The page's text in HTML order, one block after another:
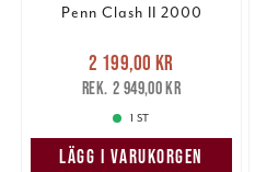
Penn Clash II 2000
Nuvarande pris
2 199,00 krTidigare pris
2 949,00 kr
2 199,00 kr
2 949,00 kr
1 ST
LÄGG I VARUKORGEN